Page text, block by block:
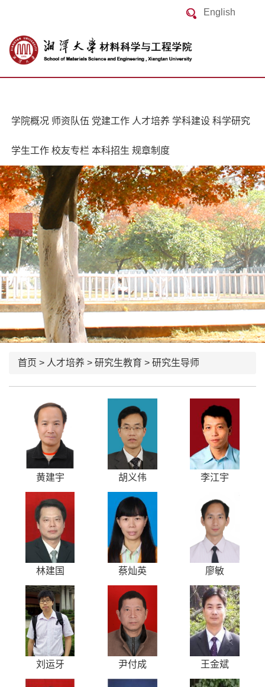
English
学院概况 师资队伍 党建工作 人才培养 学科建设 科学研究
学生工作 校友专栏 本科招生 规章制度
首页 > 人才培养 > 研究生教育 > 研究生导师
黄建宇 胡义伟 李江宇
林建国 蔡灿英 廖敏
刘运牙 尹付成 王金斌